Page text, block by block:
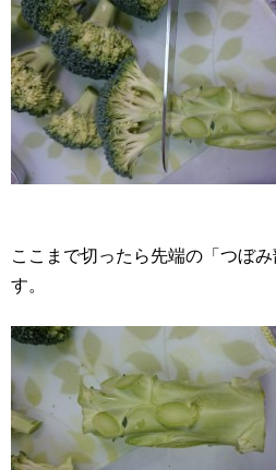
ここまで切ったら先端の「つぼ
す。